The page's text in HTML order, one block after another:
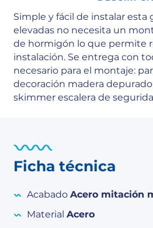
Simple y fácil de instalar esta
elevadas no necesita un
de hormigón lo que permite
instalación. Se entrega con
necesario para el montaje:
decoración madera
skimmer escalera de
Ficha técnica
AcabadoAcero mitación
MaterialAcero